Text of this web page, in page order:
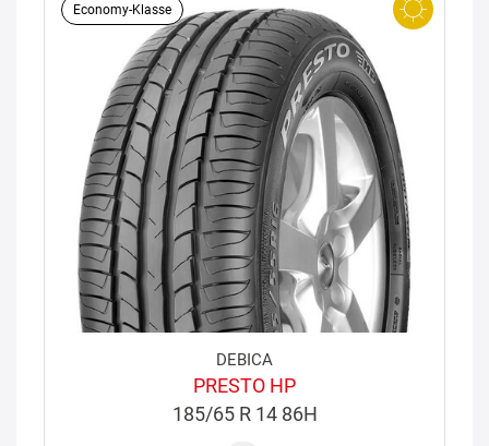
Economy-Klasse
DEBICA
PRESTO HP
185/65 R 14 86H